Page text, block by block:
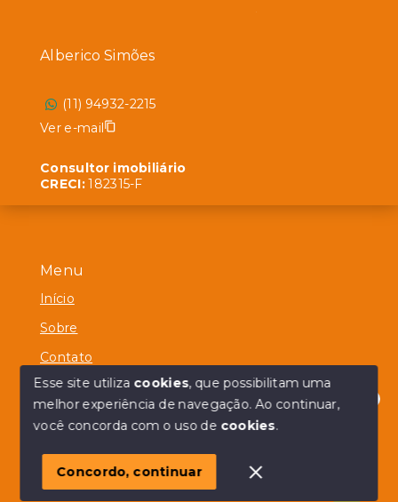
Olá! em posso ajudar?
Menu
Início
Sobre
Contato
© Copyright 2026 - Alberico Simões - Todos os direitos
SITE PARA IMOBILIARIA
Alberico Simões
(11) 94932-2215
Ver e-mail
Consultor imobiliário
CRECI:182315-F
Esse site utiliza cookies, que possibilitam uma
melhor experiência de navegação.Ao continuar,
você concorda com o uso de cookies.
Concordo, continuar